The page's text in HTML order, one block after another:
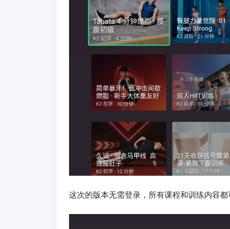
这次的版本无需登录，所有课程和训练内容